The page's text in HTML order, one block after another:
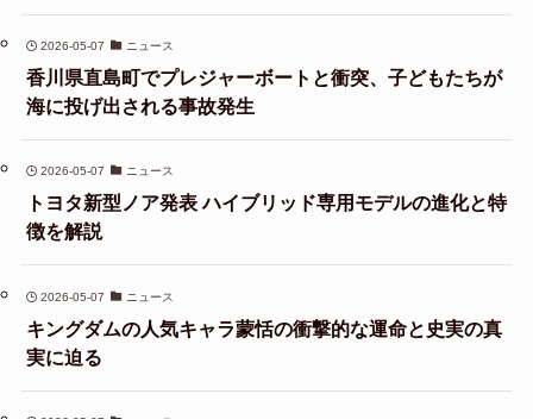
2026-05-07 ニュース
香川県直島町でプレジャーボートと衝突、子どもたちが
海に投げ出される事故発生
2026-05-07 ニュース
トヨタ新型ノア発表 ハイブリッド専用モデルの進化と特
徴を解説
2026-05-07 ニュース
キングダムの人気キャラ蒙恬の衝撃的な運命と史実の真
実に迫る